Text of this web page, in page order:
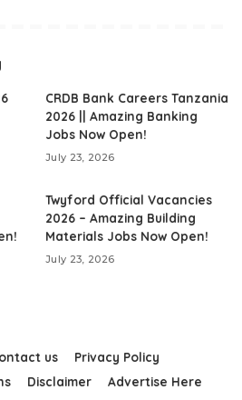
CRDB Bank Careers Tanzania
2026 || Amazing Banking
Jobs Now Open!
July 23, 2026
Twyford Official Vacancies
2026 – Amazing Building
Materials Jobs Now Open!
July 23, 2026
us
Privacy Policy
Disclaimer Advertise Here